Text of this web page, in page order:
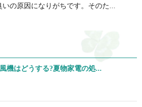
の原因になりがちです。そのた...
機はどうする?夏物家電の処...